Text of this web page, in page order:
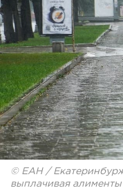
© ЕАН /
выплачивая алименты